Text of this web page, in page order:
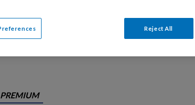
Of een verandering van smaak en
PREMIUM
Reject All